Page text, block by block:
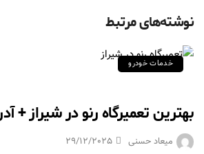
نوشته‌های مرتبط
خدمات خودرو
بهترین تعمیرگاه رنو در شیراز +
میعاد حسنی 29/12/2025